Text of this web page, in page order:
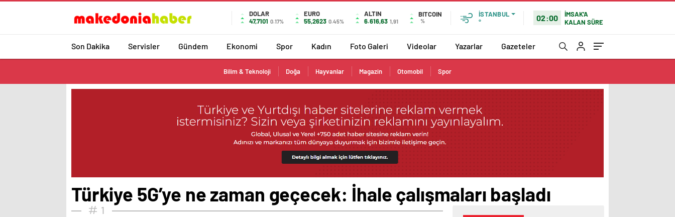
DOLAR
47,7101 0.17%
EURO
55,2623 0.45%
ALTIN
6.616,63 1,91
BITCOIN
%
İSTANBUL
°
02:00
İMSAK'A
KALAN SÜRE
Son Dakika Servisler Gündem Ekonomi Spor Kadın Foto Galeri Videolar Yazarlar Gazeteler
Bilim & Teknoloji Doğa Hayvanlar Magazin Otomobil Spor
Türkiye 5G’ye ne zaman geçecek: İhale çalışmaları başladı
1